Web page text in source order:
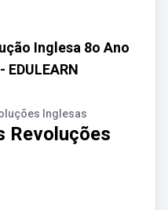
Inglesa 8o Ano
Inglesas
Revoluções